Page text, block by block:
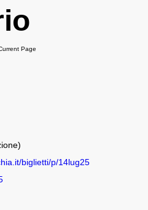
Page
biglietti/p/14lug25